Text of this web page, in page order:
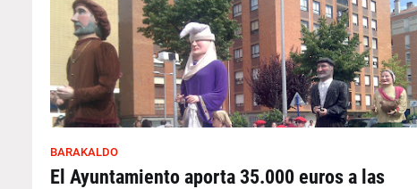
BARAKALDO
El Ayuntamiento aporta 35.000 euros a las